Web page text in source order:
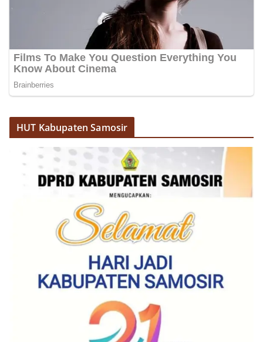
HUT Kabupaten Samosir